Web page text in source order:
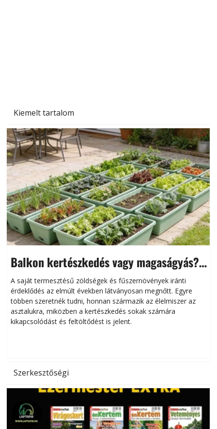
Kiemelt tartalom
Balkon kertészkedés vagy magaságyás?
Helytakarékos kertészkedés
A saját termesztésű zöldségek és fűszernövények iránti
érdeklődés az elmúlt években látványosan megnőtt. Egyre
többen szeretnék tudni, honnan származik az élelmiszer az
asztalukra, miközben a kertészkedés sokak számára
kikapcsolódást és feltöltődést is jelent.
Szerkesztőségi